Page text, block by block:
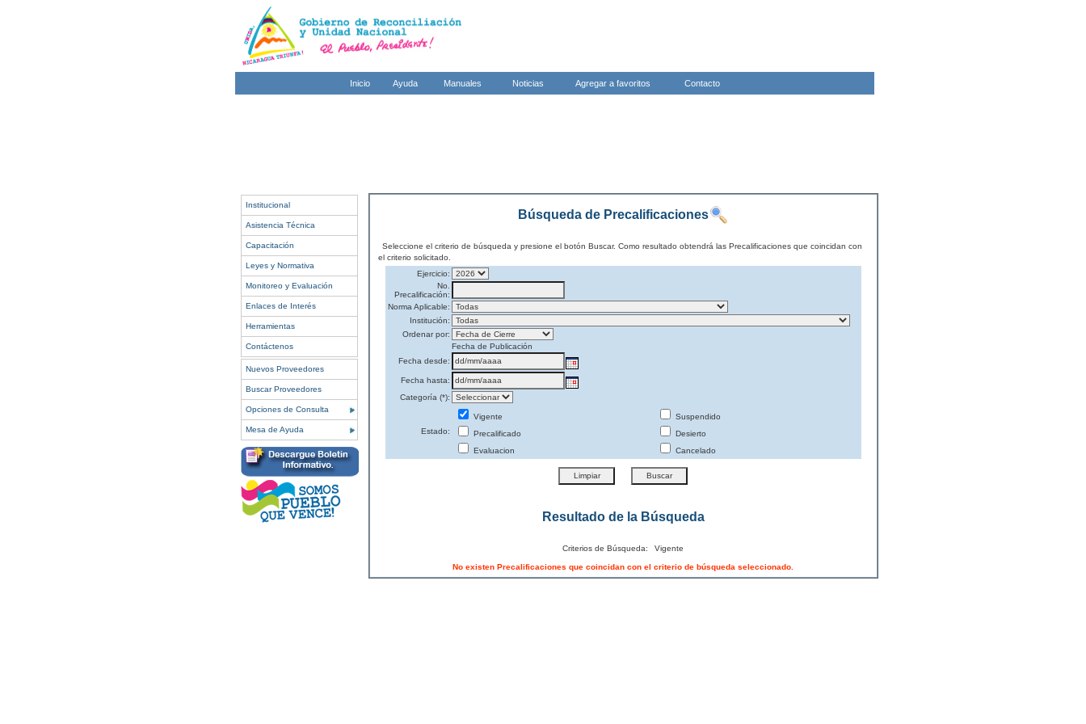
Inicio Ayuda Manuales Noticias Agregar a favoritos Contacto
Institucional
Asistencia Técnica
Capacitación
Leyes y Normativa
Monitoreo y Evaluación
Enlaces de Interés
Herramientas
Contáctenos
Nuevos Proveedores
Buscar Proveedores
Opciones de Consulta
Mesa de Ayuda
Búsqueda de Precalificaciones
Seleccione el criterio de búsqueda y presione el botón Buscar. Como resultado obtendrá las Precalificaciones que coincidan con
el criterio solicitado.
Ejercicio:
No.
Precalificación:
Norma Aplicable:
Institución:
Ordenar por:
Fecha de Publicación
Fecha desde:
Fecha hasta:
Categoría (*):
Estado:
Vigente
Suspendido
Precalificado
Desierto
Evaluacion
Cancelado
Resultado de la Búsqueda
Criterios de Búsqueda: Vigente
No existen Precalificaciones que coincidan con el criterio de búsqueda seleccionado.